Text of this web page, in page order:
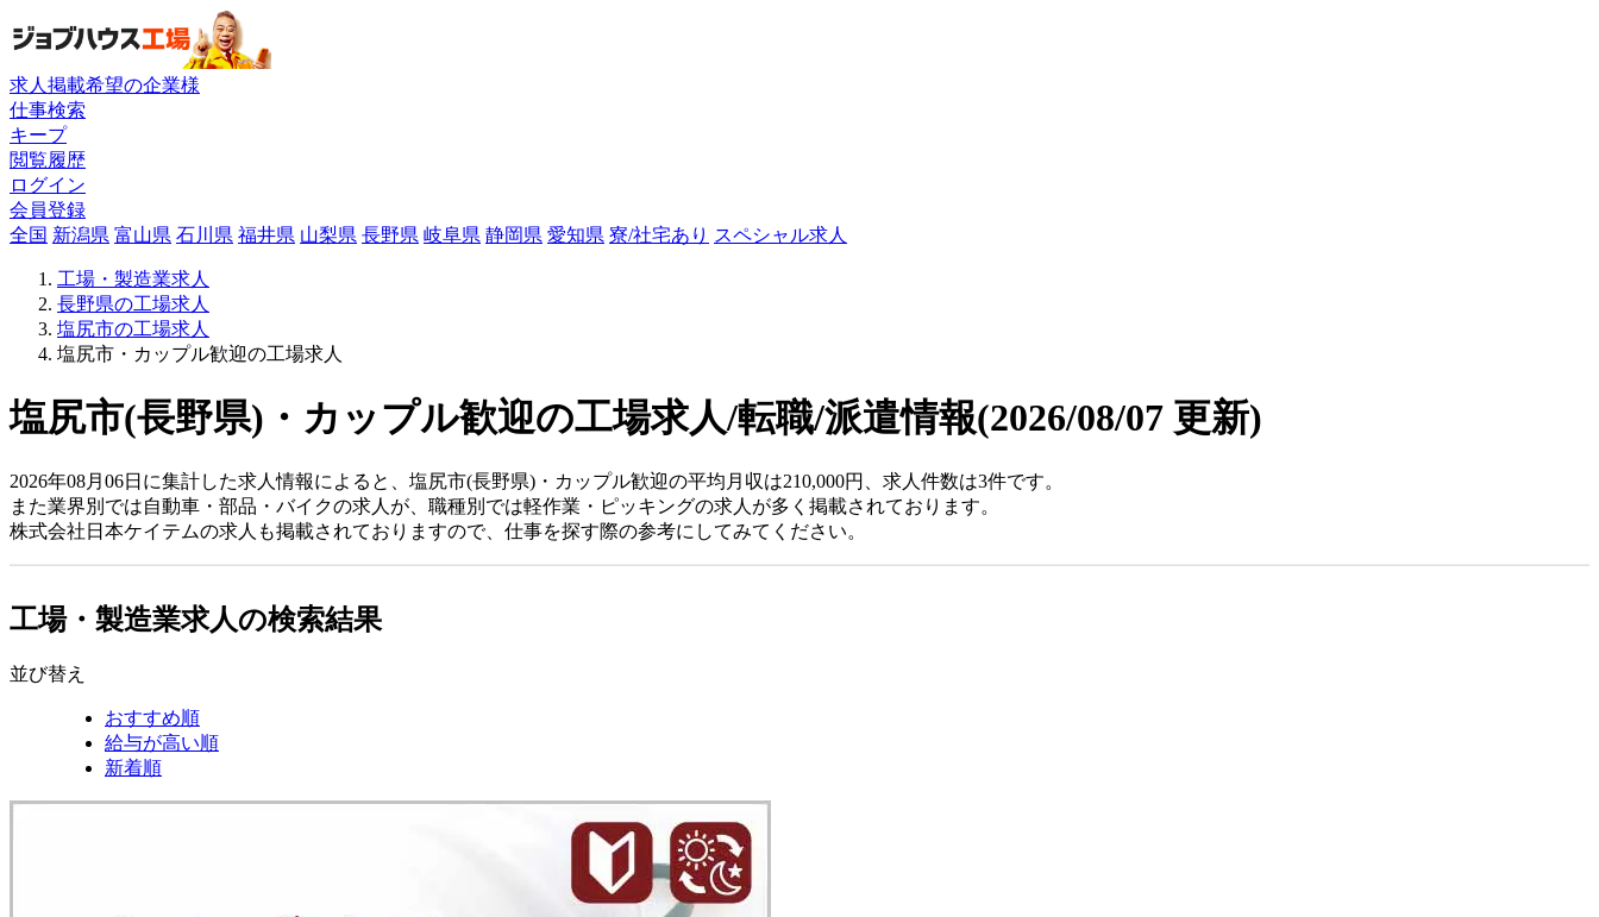
求人掲載希望の企業様
仕事検索
キープ
閲覧履歴
ログイン
会員登録
全国 新潟県 富山県 石川県 福井県 山梨県 長野県 岐阜県 静岡県 愛知県 寮/社宅あり スペシャル求人
工場・製造業求人
長野県の工場求人
塩尻市の工場求人
塩尻市・カップル歓迎の工場求人
塩尻市(長野県)・カップル歓迎の工場求人/転職/派遣情報(2026/08/07 更新)
2026年08月06日に集計した求人情報によると、塩尻市(長野県)・カップル歓迎の平均月収は210,000円、求人件数は3件です。
また業界別では自動車・部品・バイクの求人が、職種別では軽作業・ピッキングの求人が多く掲載されております。
株式会社日本ケイテムの求人も掲載されておりますので、仕事を探す際の参考にしてみてください。
工場・製造業求人の検索結果
並び替え
おすすめ順
給与が高い順
新着順